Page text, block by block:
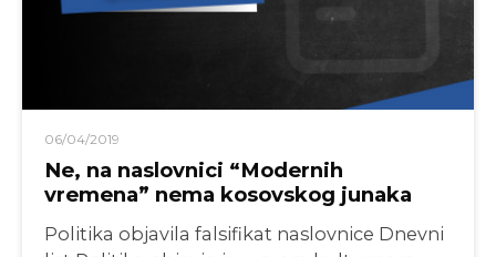
06/04/2019
Ne, na naslovnici “Modernih
vremena” nema kosovskog junaka
Politika objavila falsifikat naslovnice Dnevni